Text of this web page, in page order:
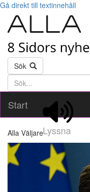
Gå direkt till textinnehåll
Sök
Söktext
Start
Lyssna
Alla Väljare